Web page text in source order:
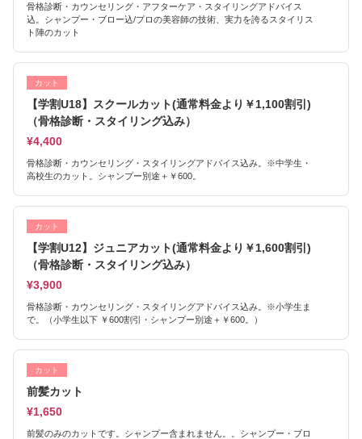
骨格診断・カウンセリング・アフターケア・スタイリングアドバイス
込。シャンプー・ブロー込/プロの美容師の技術、実力を誇るスタイリス
ト陣のカット
カット
【学割U18】スクールカット(通常料金より￥1,100割引)
（骨格診断・スタイリング込み）
¥4,400
骨格診断・カウンセリング・スタイリングアドバイス込み。※中学生・
高校生のカット。シャンプー別途＋￥600。
カット
【学割U12】ジュニアカット(通常料金より￥1,600割引)
（骨格診断・スタイリング込み）
¥3,900
骨格診断・カウンセリング・スタイリングアドバイス込み。※小学生ま
で。（小学生以下 ￥600割引・シャンプー別途＋￥600。）
カット
前髪カット
¥1,650
前髪のみのカットです。シャンプー含まれません。。シャンプー・ブロ